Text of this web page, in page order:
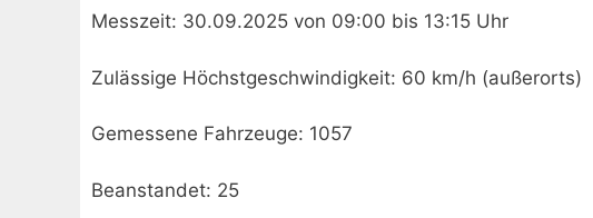
Messzeit: 30.09.2025 von 09:00 bis 13:15 Uhr
Zulässige Höchstgeschwindigkeit: 60 km/h (außerorts)
Gemessene Fahrzeuge: 1057
Beanstandet: 25